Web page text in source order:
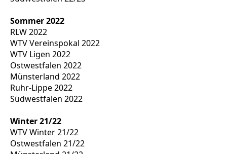
Sommer 2022
RLW 2022
WTV Vereinspokal 2022
WTV Ligen 2022
Ostwestfalen 2022
Münsterland 2022
Ruhr-Lippe 2022
Südwestfalen 2022
Winter 21/22
WTV Winter 21/22
Ostwestfalen 21/22